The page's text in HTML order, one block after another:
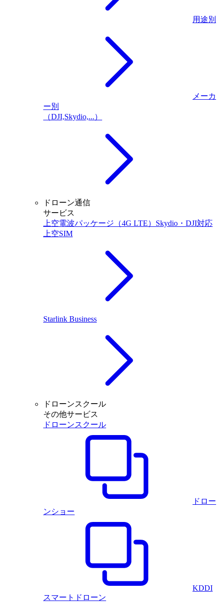
用途別
メーカ
ー別
（DJI,Skydio,...）
ドローン通信
サービス
上空電波パッケージ（4G LTE）Skydio・DJI対応
上空SIM
Starlink Business
ドローンスクール
その他サービス
ドローンスクール
ドロー
ンショー
KDDI
スマートドローン